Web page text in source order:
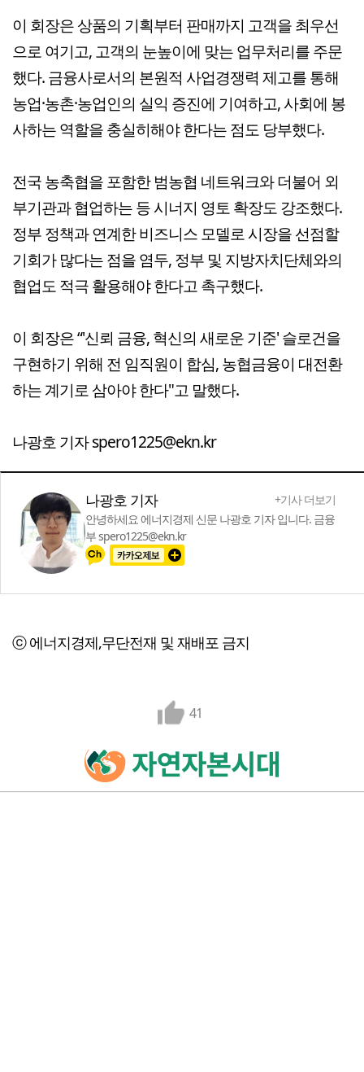
이 회장은 상품의 기획부터 판매까지 고객을 최우선
으로 여기고, 고객의 눈높이에 맞는 업무처리를 주문
했다. 금융사로서의 본원적 사업경쟁력 제고를 통해
농업·농촌·농업인의 실익 증진에 기여하고, 사회에 봉
사하는 역할을 충실히해야 한다는 점도 당부했다.
전국 농축협을 포함한 범농협 네트워크와 더불어 외
부기관과 협업하는 등 시너지 영토 확장도 강조했다.
정부 정책과 연계한 비즈니스 모델로 시장을 선점할
기회가 많다는 점을 염두, 정부 및 지방자치단체와의
협업도 적극 활용해야 한다고 촉구했다.
이 회장은 “'신뢰 금융, 혁신의 새로운 기준' 슬로건을
구현하기 위해 전 임직원이 합심, 농협금융이 대전환
하는 계기로 삼아야 한다"고 말했다.
나광호 기자 spero1225@ekn.kr
나광호 기자
+기사 더보기
안녕하세요 에너지경제 신문 나광호 기자 입니다. 금융
부 spero1225@ekn.kr
ⓒ 에너지경제,무단전재 및 재배포 금지
41